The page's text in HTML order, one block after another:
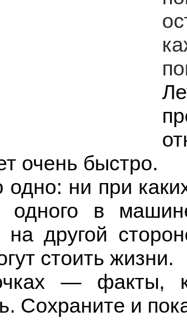
очень быстро.
ни при
одного в
на другой
стоить жизни.
— факты,
Сохраните и